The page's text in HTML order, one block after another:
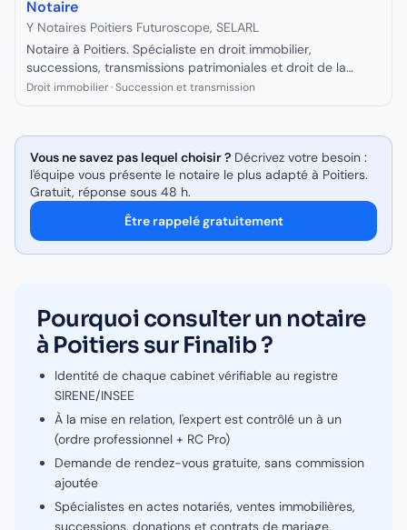
Notaire
Y Notaires Poitiers Futuroscope, SELARL
Notaire à Poitiers. Spécialiste en droit immobilier,
successions, transmissions patrimoniales et droit de la
famille. Officier public ministériel inscrit au Conseil Supérieur
Droit immobilier · Succession et transmission
Vous ne savez pas lequel choisir ? Décrivez votre besoin :
l'équipe vous présente le notaire le plus adapté à Poitiers.
Gratuit, réponse sous 48 h.
Être rappelé gratuitement
Pourquoi consulter un notaire
à Poitierssur Finalib ?
Identité de chaque cabinet vérifiable au registre
SIRENE/INSEE
À la mise en relation, l'expert est contrôlé un à un
(ordre professionnel + RC Pro)
Demande de rendez-vous gratuite, sans commission
ajoutée
Spécialistes en actes notariés, ventes immobilières,
successions, donations et contrats de mariage,